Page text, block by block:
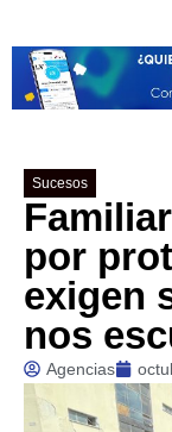
Sucesos
por
exigen
nos
Agencias